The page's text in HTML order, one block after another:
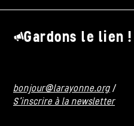
Gardons le lien !
bonjour@larayonne.org /
S'inscrire à la newsletter